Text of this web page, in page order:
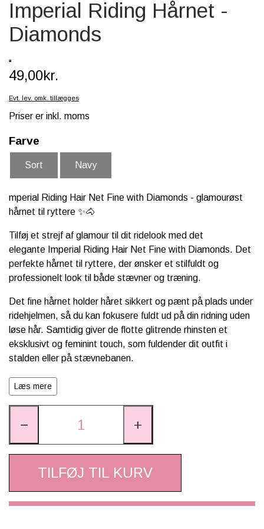
SCHLEICH® HEST & TILBEHØR
SKOLE, KREA & TILBEHØR
Imperial Riding Hårnet -
Diamonds
49,00kr.
Evt. lev. omk. tillægges
Priser er inkl. moms
Farve
Sort Navy
mperial Riding Hair Net Fine with Diamonds - glamourøst
hårnet til ryttere ✨🐴
Tilføj et strejf af glamour til dit ridelook med det
elegante Imperial Riding Hair Net Fine with Diamonds. Det
perfekte hårnet til ryttere, der ønsker et stilfuldt og
professionelt look til både stævner og træning.
Det fine hårnet holder håret sikkert og pænt på plads under
ridehjelmen, så du kan fokusere fuldt ud på din ridning uden
løse hår. Samtidig giver de flotte glitrende rhinsten et
eksklusivt og feminint touch, som fuldender dit outfit i
stalden eller på stævnebanen.
Det lette og fleksible meshdesign sikrer en behagelig
pasform og gør hårnettet nemt at bruge til både opsat hår
og knold. Perfekt til dressur, spring og andre
ridesportsgrene, hvor et velplejet look gør hele forskellen.
Læs mere
− +
TILFØJ TIL KURV